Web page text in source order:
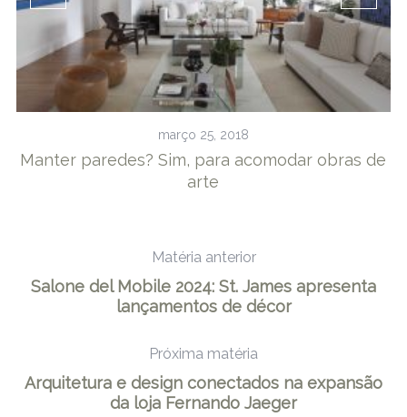
março 25, 2018
Manter paredes? Sim, para acomodar obras de
arte
Matéria anterior
Salone del Mobile 2024: St. James apresenta
lançamentos de décor
Próxima matéria
Arquitetura e design conectados na expansão
da loja Fernando Jaeger